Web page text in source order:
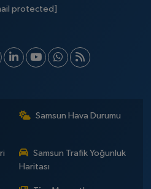
protected]
Samsun Hava Durumu
Samsun Trafik Yoğunluk
Haritası